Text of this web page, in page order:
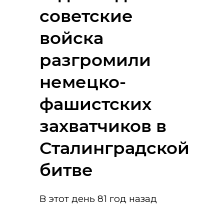
советские
войска
разгромили
немецко-
фашистских
захватчиков в
Сталинградской
битве
В этот день 81 год назад